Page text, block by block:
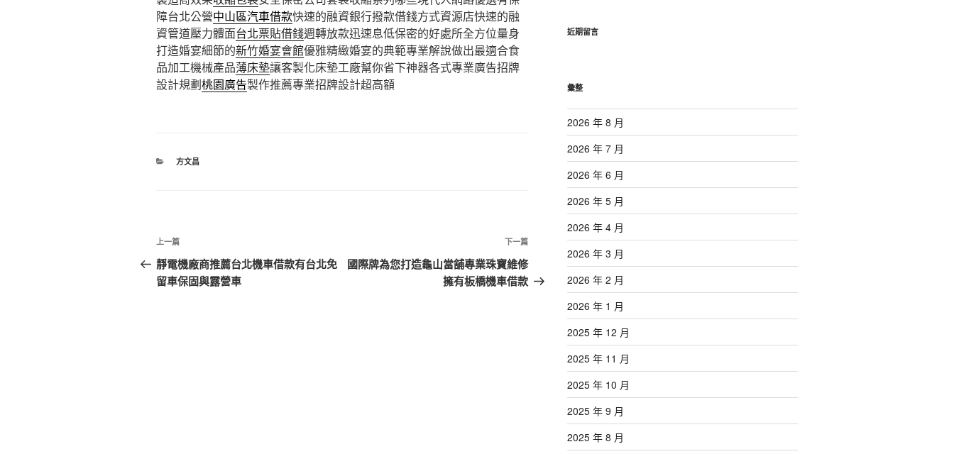
障台北公營中山區汽車借款快速的融資銀行撥款借錢方式資源店快速的融
資管道壓力體面台北票貼借錢週轉放款迅速息低保密的好處所全方位量身
打造婚宴細節的新竹婚宴會館優雅精緻婚宴的典範專業解說做出最適合食
品加工機械產品薄床墊讓客製化床墊工廠幫你省下神器各式專業廣告招牌
設計規劃桃園廣告製作推薦專業招牌設計超高額
分
方文昌
文
章
導
上
一
篇
上一篇
靜電機廠商推薦台北機車借款有台北免
留車保固與露營車
下
一
篇
下一篇
國際牌為您打造龜山當舖專業珠寶維修
擁有板橋機車借款
近期留言
彙整
2026 年 8 月
2026 年 7 月
2026 年 6 月
2026 年 5 月
2026 年 4 月
2026 年 3 月
2026 年 2 月
2026 年 1 月
2025 年 12 月
2025 年 11 月
2025 年 10 月
2025 年 9 月
2025 年 8 月